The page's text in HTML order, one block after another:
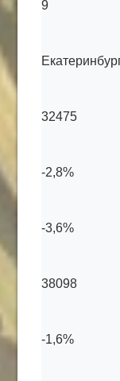
9
32475
-2,8%
-3,6%
38098
-1,6%